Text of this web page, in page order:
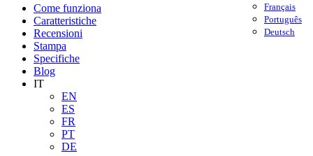
Français
Português
Deutsch
Come funziona
Caratteristiche
Recensioni
Stampa
Specifiche
Blog
IT
EN
ES
FR
PT
DE